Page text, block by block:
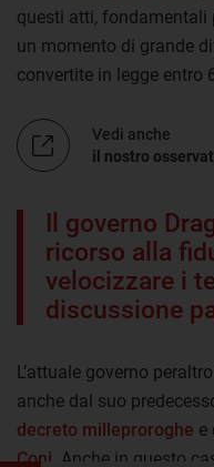
questi atti, fondamentali
un momento di grande
convertite in legge entro
Vedi anche
il nostro
Il governo
ricorso alla
velocizzare i
discussione
L’attuale governo
anche dal suo
decreto milleproroghe e
Coni . Anche in questo